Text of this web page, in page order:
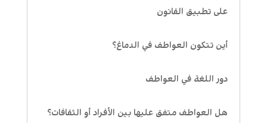
على تطبيق القانون
أين تتكون العواطف في الدماغ؟
دور اللغة في العواطف
هل العواطف متفق عليها بين الأفراد أو الثقافات؟